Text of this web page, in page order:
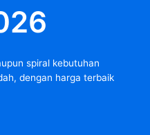
spiral kebutuhan
dengan harga terbaik